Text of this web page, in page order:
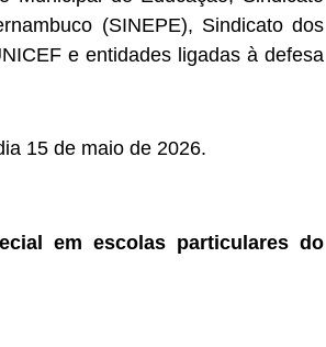
(SINEPE), Sindicato dos
e entidades ligadas à defesa
15 de maio de 2026.
em escolas particulares do